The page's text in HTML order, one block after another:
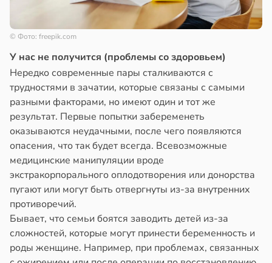
© Фото: freepik.com
У нас не получится (проблемы со здоровьем)
Нередко современные пары сталкиваются с
трудностями в зачатии, которые связаны с самыми
разными факторами, но имеют один и тот же
результат. Первые попытки забеременеть
оказываются неудачными, после чего появляются
опасения, что так будет всегда. Всевозможные
медицинские манипуляции вроде
экстракорпорального оплодотворения или донорства
пугают или могут быть отвергнуты из-за внутренних
противоречий.
Бывает, что семьи боятся заводить детей из-за
сложностей, которые могут принести беременность и
роды женщине. Например, при проблемах, связанных